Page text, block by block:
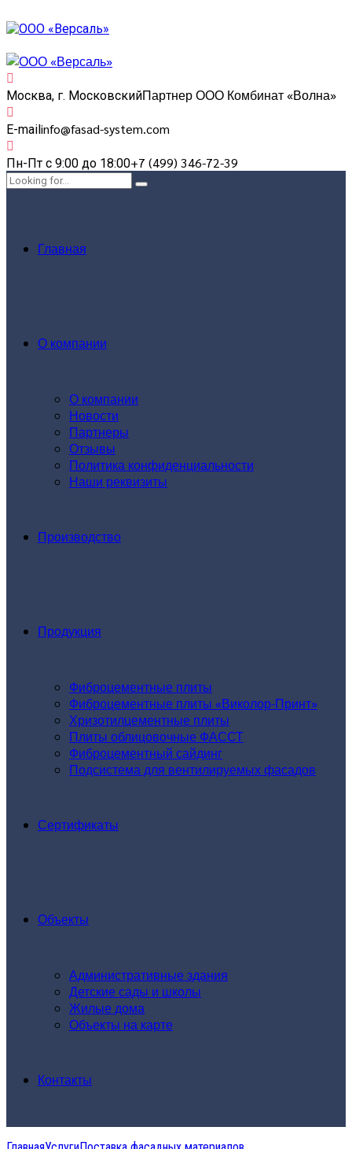
Москва, г. МосковскийПартнер ООО Комбинат «Волна»
E-mailinfo@fasad-system.com
Пн-Пт с 9:00 до 18:00+7 (499) 346-72-39
Главная
О компании
О компании
Новости
Партнеры
Отзывы
Политика конфиденциальности
Наши реквизиты
Производство
Продукция
Фиброцементные плиты
Фиброцементные плиты «Виколор-Принт»
Хризотилцементные плиты
Плиты облицовочные ФАССТ
Фиброцементный сайдинг
Подсистема для вентилируемых фасадов
Сертификаты
Объекты
Административные здания
Детские сады и школы
Жилые дома
Объекты на карте
Контакты